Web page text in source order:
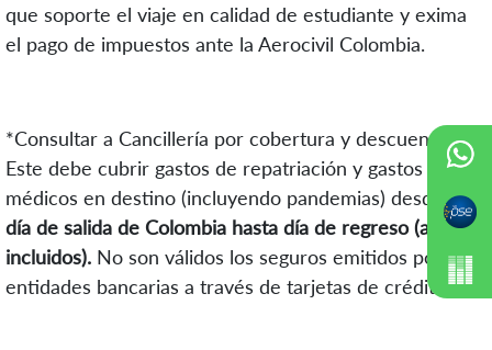
que soporte el viaje en calidad de estudiante y exima
el pago de impuestos ante la Aerocivil Colombia.
*Consultar a Cancillería por cobertura y descuentos.
Este debe cubrir gastos de repatriación y gastos
médicos en destino (incluyendo pandemias) desde el
día de salida de Colombia hasta día de regreso (ambos
incluidos). No son válidos los seguros emitidos por
entidades bancarias a través de tarjetas de crédito.